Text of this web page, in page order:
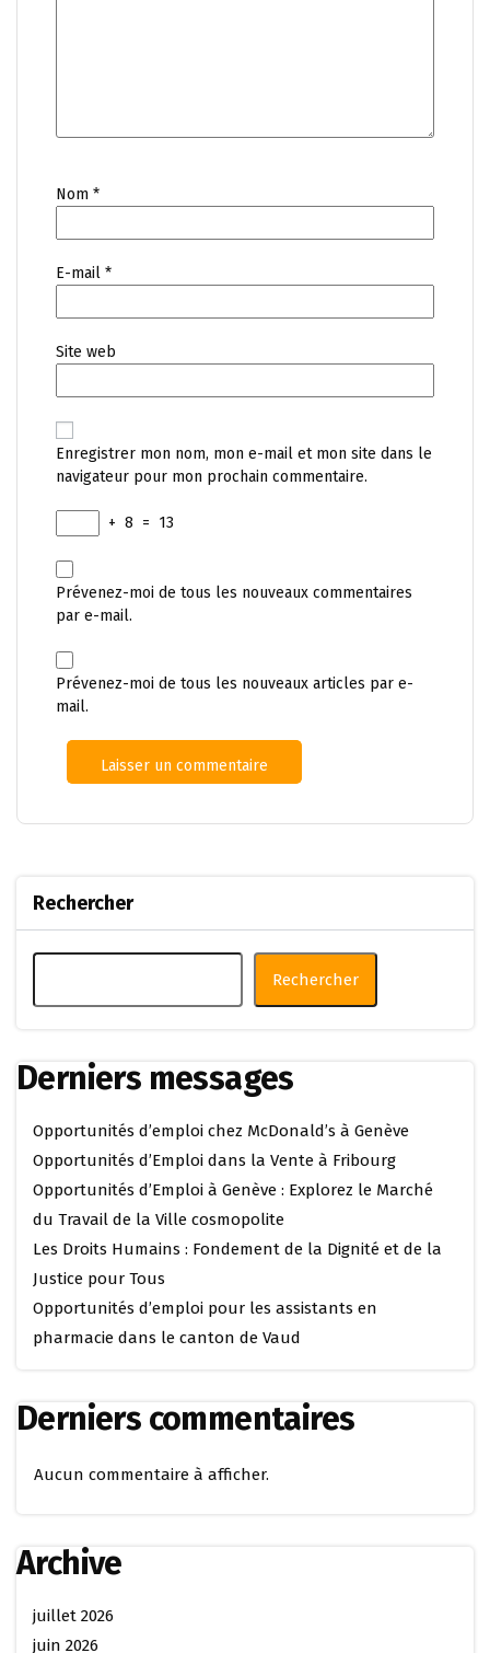
Nom *
E-mail *
Site web
Enregistrer mon nom, mon e-mail et mon site dans le
navigateur pour mon prochain commentaire.
+ 8 = 13
Prévenez-moi de tous les nouveaux commentaires
par e-mail.
Prévenez-moi de tous les nouveaux articles par e-
mail.
Rechercher
Rechercher
Derniers messages
Opportunités d’emploi chez McDonald’s à Genève
Opportunités d’Emploi dans la Vente à Fribourg
Opportunités d’Emploi à Genève : Explorez le Marché
du Travail de la Ville cosmopolite
Les Droits Humains : Fondement de la Dignité et de la
Justice pour Tous
Opportunités d’emploi pour les assistants en
pharmacie dans le canton de Vaud
Derniers commentaires
Aucun commentaire à afficher.
Archive
juillet 2026
juin 2026